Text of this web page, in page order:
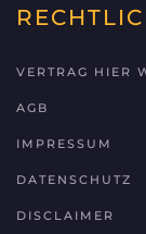
VERTRAG HIER
AGB
IMPRESSUM
DATENSCHUTZ
DISCLAIMER